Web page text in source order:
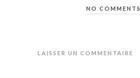
NO COMMENTS
LAISSER UN COMMENTAIRE